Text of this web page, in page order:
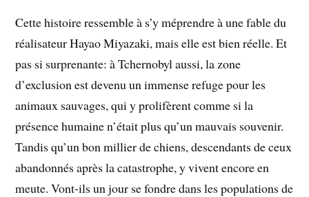
Cette histoire ressemble à s’y méprendre à une fable du
réalisateur Hayao Miyazaki, mais elle est bien réelle. Et
pas si surprenante: à Tchernobyl aussi, la zone
d’exclusion est devenu un immense refuge pour les
animaux sauvages, qui y prolifèrent comme si la
présence humaine n’était plus qu’un mauvais souvenir.
Tandis qu’un bon millier de chiens, descendants de ceux
abandonnés après la catastrophe, y vivent encore en
meute. Vont-ils un jour se fondre dans les populations de